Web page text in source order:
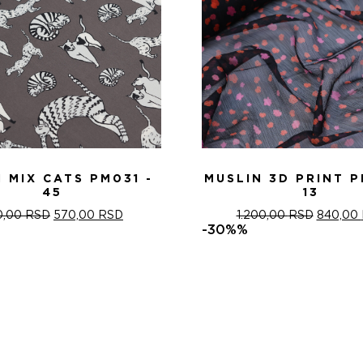
MIX CATS PM031 -
45
RSD ОРИГИНАЛНА
570,00 RSD
MUSLIN 3D PRINT
13
1.200,00RSD 840,00
-30%%